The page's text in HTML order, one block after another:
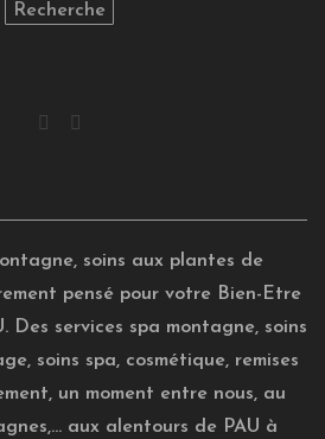
Recherche
soins aux plantes de
pensé pour votre Bien-Etre
Des services spa montagne, soins
soins spa, cosmétique, remises
un moment entre nous, au
aux alentours de PAU à